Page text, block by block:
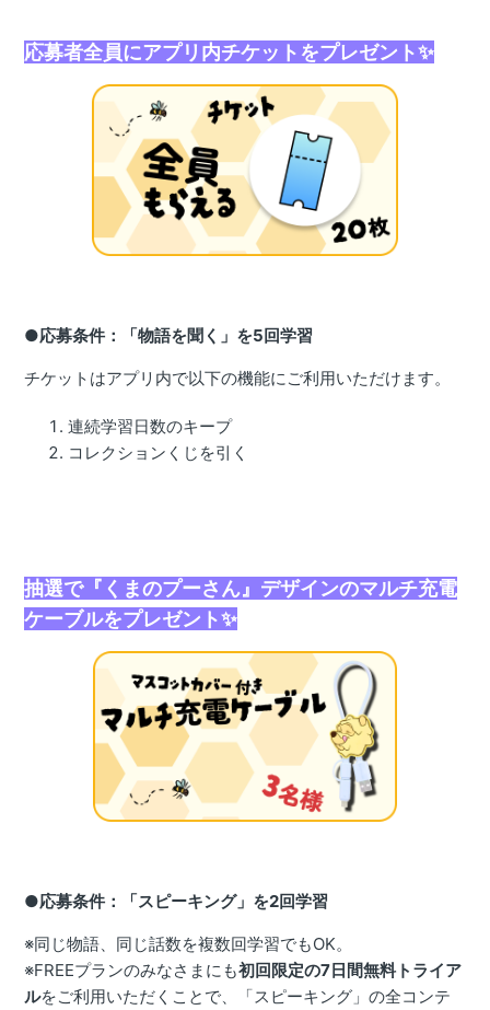
応募者全員にアプリ内チケットをプレゼント✨
●応募条件：「物語を聞く」を5回学習
チケットはアプリ内で以下の機能にご利用いただけます。
連続学習日数のキープ
コレクションくじを引く
抽選で『くまのプーさん』デザインのマルチ充電
ケーブルをプレゼント✨
●応募条件：「スピーキング」を2回学習
※同じ物語、同じ話数を複数回学習でもOK。
※FREEプランのみなさまにも初回限定の7日間無料トライア
ルをご利用いただくことで、「スピーキング」の全コンテ